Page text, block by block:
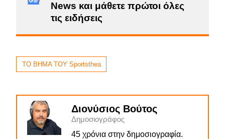
News και μάθετε πρώτοι όλες
τις ειδήσεις
ΤΟ ΒΗΜΑ ΤΟΥ Sportsthea
Διονύσιος Βούτος
Δημοσιογράφος
45 χρόνια στην δημοσιογραφία.